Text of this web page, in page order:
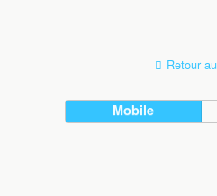
Retour
Mobile